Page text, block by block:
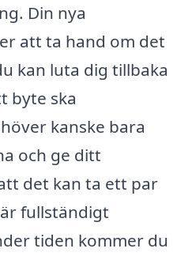
Din nya
att ta hand om det
kan luta dig tillbaka
byte ska
kanske bara
och ge ditt
det kan ta ett par
fullständigt
tiden kommer du